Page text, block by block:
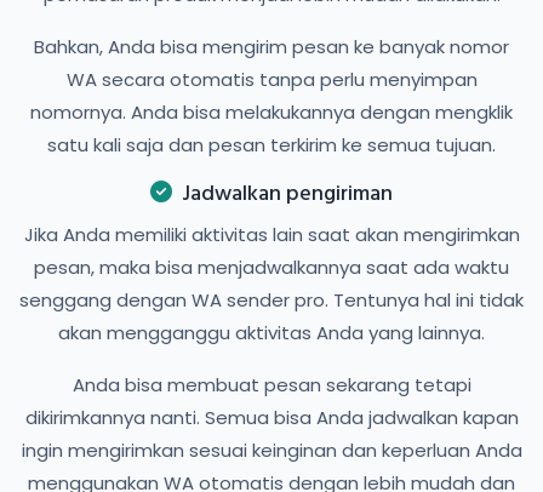
Bahkan, Anda bisa mengirim pesan ke banyak nomor
WA secara otomatis tanpa perlu menyimpan
nomornya. Anda bisa melakukannya dengan mengklik
satu kali saja dan pesan terkirim ke semua tujuan.
Jadwalkan pengiriman
Jika Anda memiliki aktivitas lain saat akan mengirimkan
pesan, maka bisa menjadwalkannya saat ada waktu
senggang dengan WA sender pro. Tentunya hal ini tidak
akan mengganggu aktivitas Anda yang lainnya.
Anda bisa membuat pesan sekarang tetapi
dikirimkannya nanti. Semua bisa Anda jadwalkan kapan
ingin mengirimkan sesuai keinginan dan keperluan Anda
menggunakan WA otomatis dengan lebih mudah dan